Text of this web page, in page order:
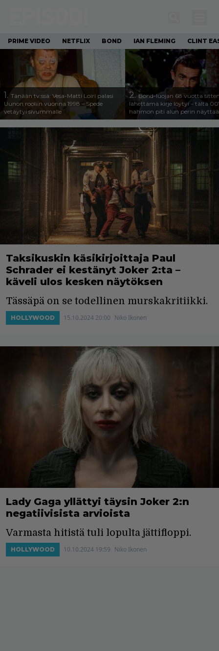
PRIME VIDEO NETFLIX BOND IAN FLEMING CLINT
1. Tänään tv:ssä: Vesa-Matti Loiri palasi
Uunon rooliin vuonna 1998 – Spede
vetäytyi sivummalle
2.Bond-luojan 68 vuotta
lähettämä kirje löytyi – tältä
hahmon piti alun perin näyttää
Taksikuskin käsikirjoittaja Paul
Schrader ei kestänyt Joker 2:ta –
käveli ulos kesken näytöksen
Tässäpä on se todellinen murskakritiikki.
HOLLYWOOD 15.10.2024 20:00 Niko Ikonen
Lady Gaga yllättyi täysin Joker 2:n
negatiivisista arvioista
Varmasta hitistä tuli lopulta jättifloppi.
HOLLYWOOD 10.10.2024 19:59 Niko Ikonen